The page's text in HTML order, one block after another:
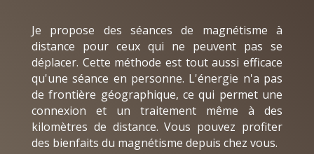
Je propose des séances de magnétisme à
distance pour ceux qui ne peuvent pas se
déplacer. Cette méthode est tout aussi efficace
qu'une séance en personne. L'énergie n'a pas
de frontière géographique, ce qui permet une
connexion et un traitement même à des
kilomètres de distance. Vous pouvez profiter
des bienfaits du magnétisme depuis chez vous.